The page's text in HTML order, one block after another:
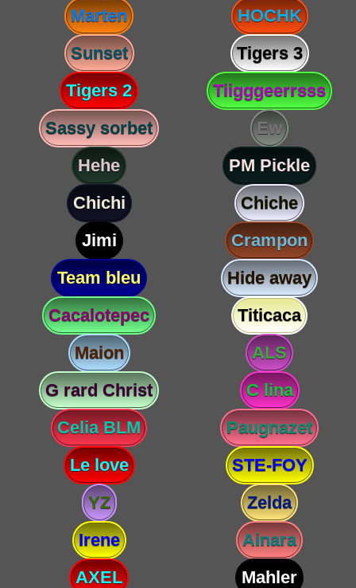
Marten
HOCHK
Sunset
Tigers 3
Tigers 2
Tiigggeerrsss
Sassy sorbet
Ew
Hehe
PM Pickle
Chichi
Chiche
Jimi
Crampon
Team bleu
Hide away
Cacalotepec
Titicaca
Maion
ALS
G rard Christ
C lina
Celia BLM
Paugnazet
Le love
STE-FOY
YZ
Zelda
Irene
Ainara
AXEL
Mahler